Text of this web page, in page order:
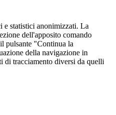
e statistici anonimizzati. La
dell'apposito comando
pulsante "Continua la
della navigazione in
di tracciamento diversi da quelli